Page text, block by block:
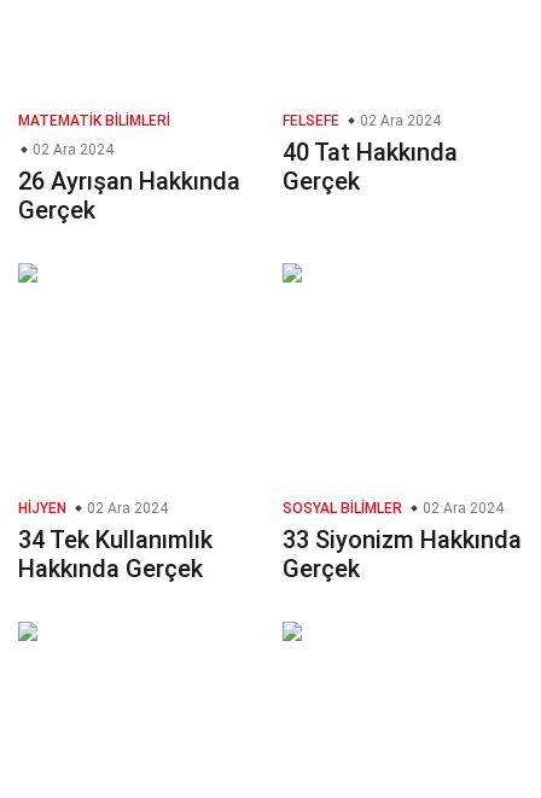
MATEMATIK BILIMLERI
02 Ara 2024
26 Ayrışan Hakkında
Gerçek
FELSEFE 02 Ara 2024
40 Tat Hakkında
Gerçek
HIJYEN 02 Ara 2024
34 Tek Kullanımlık
Hakkında Gerçek
SOSYAL BILIMLER 02 Ara 2024
33 Siyonizm Hakkında
Gerçek